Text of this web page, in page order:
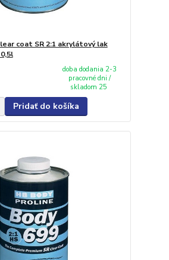
coat SR 2:1 akrylátový lak
doba dodania 2-3
pracovné dni /
skladom 25
Pridať do košíka